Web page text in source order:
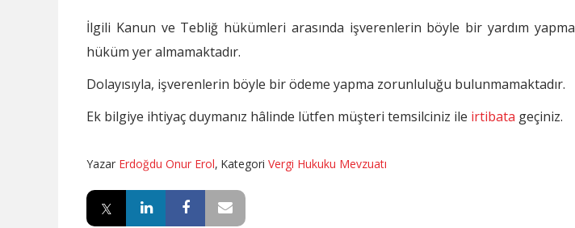
İlgili Kanun ve Tebliğ hükümleri arasında işverenlerin böyle bir yardım
hüküm yer almamaktadır.
Dolayısıyla, işverenlerin böyle bir ödeme yapma zorunluluğu bulunmamaktadır.
Ek bilgiye ihtiyaç duymanız hâlinde lütfen müşteri temsilciniz ile irtibata geçiniz.
Yazar Erdoğdu Onur Erol, Kategori Vergi Hukuku Mevzuatı